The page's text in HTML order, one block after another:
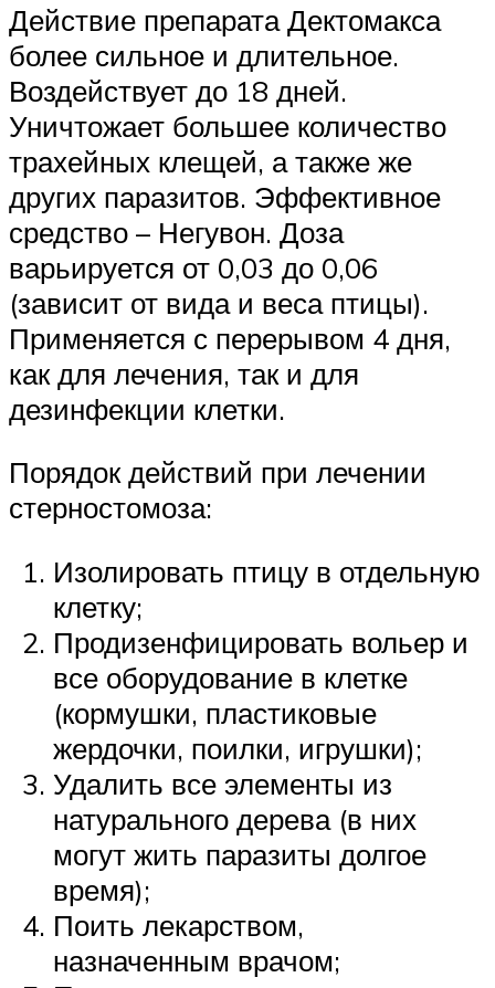
Действие препарата Дектомакса
более сильное и длительное.
Воздействует до 18 дней.
Уничтожает большее количество
трахейных клещей, а также же
других паразитов. Эффективное
средство – Негувон. Доза
варьируется от 0,03 до 0,06
(зависит от вида и веса птицы).
Применяется с перерывом 4 дня,
как для лечения, так и для
дезинфекции клетки.
Порядок действий при лечении
стерностомоза:
Изолировать птицу в отдельную
клетку;
Продизенфицировать вольер и
все оборудование в клетке
(кормушки, пластиковые
жердочки, поилки, игрушки);
Удалить все элементы из
натурального дерева (в них
могут жить паразиты долгое
время);
Поить лекарством,
назначенным врачом;